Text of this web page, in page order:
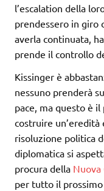
l’escalation della
prendessero in giro
averla continuata,
prende il controllo
Kissinger è
nessuno prenderà
pace, ma questo è
costruire un’eredità
risoluzione politica
diplomatica si
procura della Nuova
per tutto il